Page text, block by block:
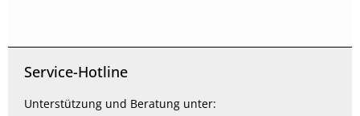
Service-Hotline
Unterstützung und Beratung unter: